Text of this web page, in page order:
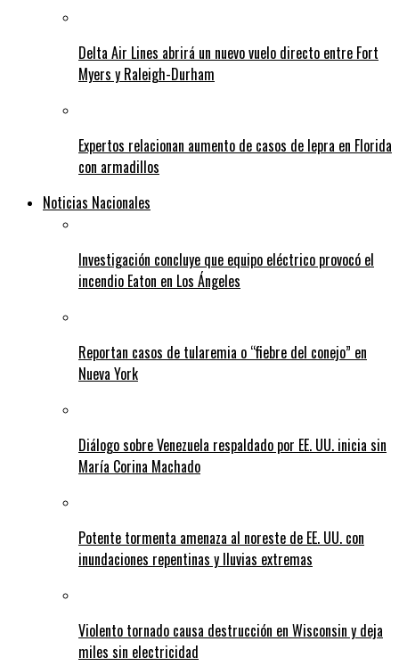
Delta Air Lines abrirá un nuevo vuelo directo entre Fort
Myers y Raleigh-Durham
Expertos relacionan aumento de casos de lepra en Florida
con armadillos
Noticias Nacionales
Investigación concluye que equipo eléctrico provocó el
incendio Eaton en Los Ángeles
Reportan casos de tularemia o “fiebre del conejo” en
Nueva York
Diálogo sobre Venezuela respaldado por EE. UU. inicia sin
María Corina Machado
Potente tormenta amenaza al noreste de EE. UU. con
inundaciones repentinas y lluvias extremas
Violento tornado causa destrucción en Wisconsin y deja
miles sin electricidad